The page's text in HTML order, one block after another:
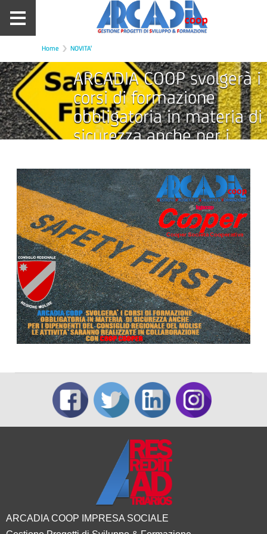
Home NOVITA'
ARCADIA COOP svolgerà i
corsi di formazione
obbligatoria in materia di
sicurezza anche per i
Regionale del Molise
ARCADIA COOP IMPRESA SOCIALE